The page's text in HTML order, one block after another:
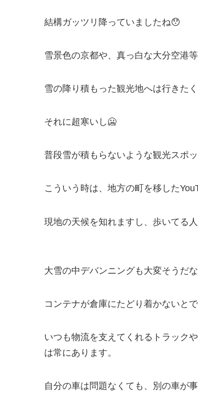
結構ガッツリ降っていましたね😯
雪景色の京都や、真っ白な大分空港
雪の降り積もった観光地へは行きた
それに超寒いし🥶
普段雪が積もらないような観光スポ
こういう時は、地方の町を移した
現地の天候を知れますし、歩いてる
大雪の中デバンニングも大変そうだ
コンテナが倉庫にたどり着かないと
いつも物流を支えてくれるトラック
は常にあります。
自分の車は問題なくても、別の車が